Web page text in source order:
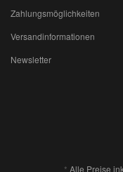
Zahlungsmöglichkeiten
Versandinformationen
Newsletter
* Alle Preise